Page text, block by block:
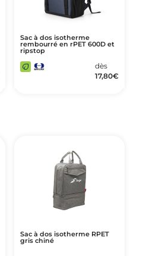
Sac à dos isotherme
rembourré en rPET 600D et
ripstop
dès
17,80€
Sac à dos isotherme RPET
gris chiné